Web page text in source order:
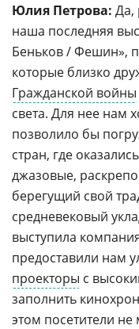
Юлия Петрова: Да,
наша последняя
Беньков / Фешин»,
которые близко
Гражданской войны
света. Для нее нам
позволило бы
стран, где
джазовые,
берегущий свой
средневековый
выступила
предоставили нам
проекторы с
заполнить
этом посетители не